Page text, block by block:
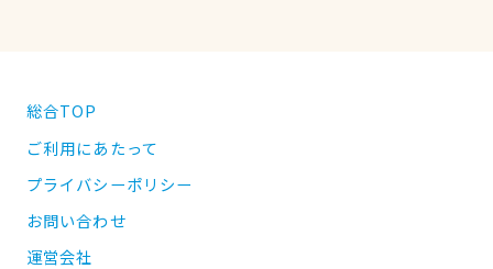
総合TOP
ご利用にあたって
プライバシーポリシー
お問い合わせ
運営会社